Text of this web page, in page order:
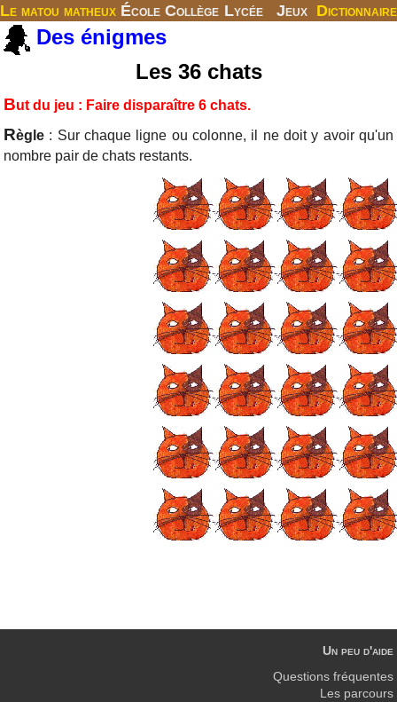
Le matou matheux École Collège Lycée Jeux Dictionnaire
Des énigmes
Les 36 chats
But du jeu : Faire disparaître 6 chats.
Règle : Sur chaque ligne ou colonne, il ne doit y avoir qu'un
nombre pair de chats restants.
Un peu d'aide
Questions fréquentes
Les parcours